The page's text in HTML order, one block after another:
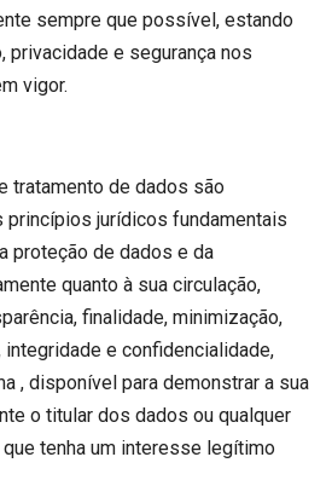
sempre que possível, estando
privacidade e segurança nos
vigor.
tratamento de dados são
princípios jurídicos fundamentais
proteção de dados e da
quanto à sua circulação,
finalidade, minimização,
integridade e confidencialidade,
, disponível para demonstrar a sua
o titular dos dados ou qualquer
tenha um interesse legítimo